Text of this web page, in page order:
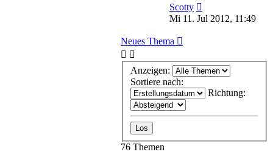
Scotty
Mi 11. Jul 2012, 11:49
Neues Thema
Anzeigen:
Sortiere nach:
Richtung:
76 Themen